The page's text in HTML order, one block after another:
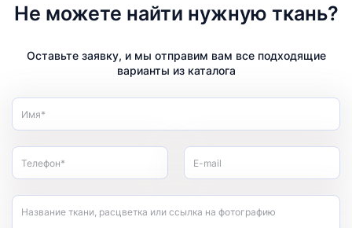
Не можете найти нужную ткань?
Оставьте заявку, и мы отправим вам все подходящие
варианты из каталога
Имя*
Телефон* E-mail
Название ткани, расцветка или ссылка на фотографию